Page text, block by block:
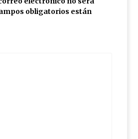
obligatorios están